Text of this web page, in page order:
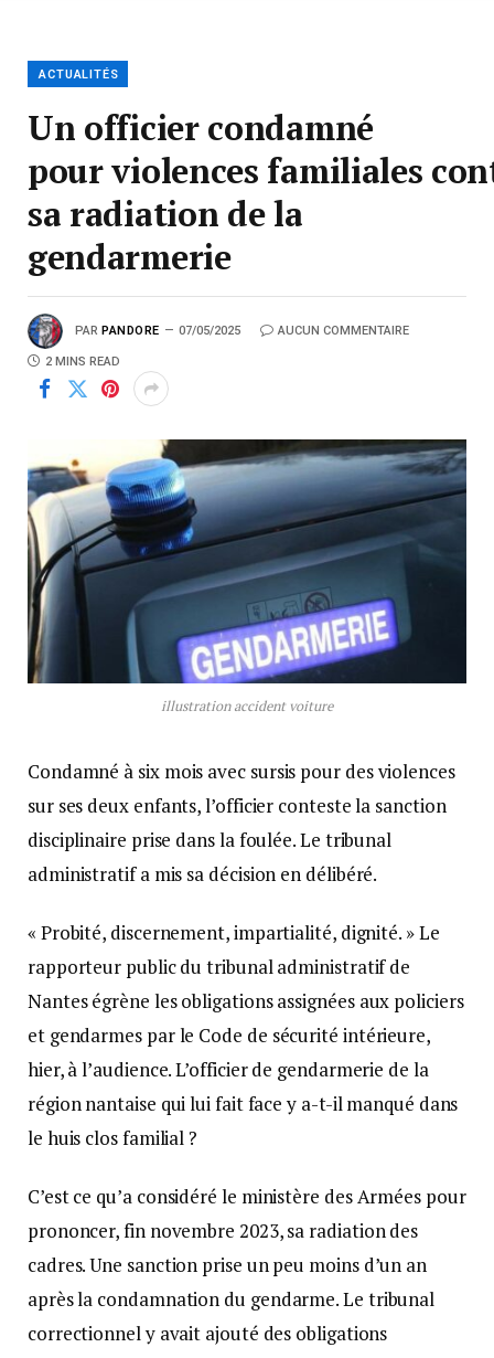
ACTUALITÉS
Un officier condamné
pour violences familiales
sa radiation de la
gendarmerie
PAR PANDORE 07/05/2025 AUCUN COMMENTAIRE
2 MINS READ
illustration accident voiture
Condamné à six mois avec sursis pour des violences
sur ses deux enfants, l’officier conteste la sanction
disciplinaire prise dans la foulée. Le tribunal
administratif a mis sa décision en délibéré.
« Probité, discernement, impartialité, dignité. » Le
rapporteur public du tribunal administratif de
Nantes égrène les obligations assignées aux policiers
et gendarmes par le Code de sécurité intérieure,
hier, à l’audience. L’officier de gendarmerie de la
région nantaise qui lui fait face y a-t-il manqué dans
le huis clos familial ?
C’est ce qu’a considéré le ministère des Armées pour
prononcer, fin novembre 2023, sa radiation des
cadres. Une sanction prise un peu moins d’un an
après la condamnation du gendarme. Le tribunal
correctionnel y avait ajouté des obligations